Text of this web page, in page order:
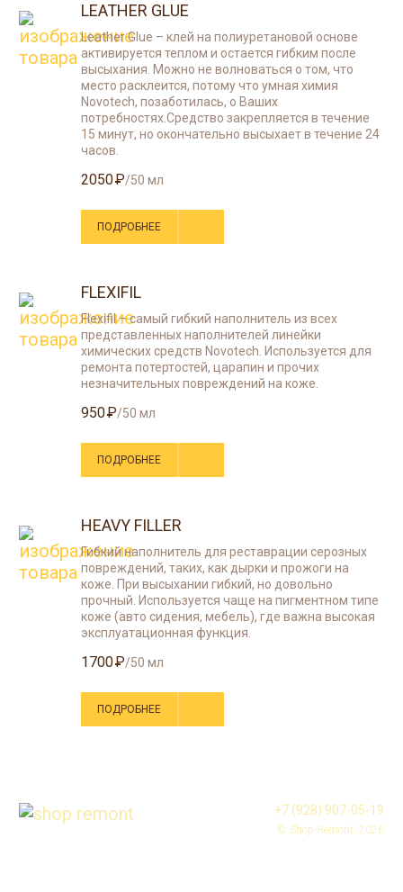
LEATHER GLUE
Leather Glue – клей на полиуретановой основе
активируется теплом и остается гибким после
высыхания. Можно не волноваться о том, что
место расклеится, потому что умная химия
Novotech, позаботилась, о Ваших
потребностях.Средство закрепляется в течение
15 минут, но окончательно высыхает в течение 24
часов.
ПОДРОБНЕЕ
2050 /50 мл
FLEXIFIL
Flexifil – самый гибкий наполнитель из всех
представленных наполнителей линейки
химических средств Novotech. Используется для
ремонта потертостей, царапин и прочих
незначительных повреждений на коже.
ПОДРОБНЕЕ
950 /50 мл
HEAVY FILLER
Гибкий наполнитель для реставрации серозных
повреждений, таких, как дырки и прожоги на
коже. При высыхании гибкий, но довольно
прочный. Используется чаще на пигментном типе
коже (авто сидения, мебель), где важна высокая
эксплуатационная функция.
ПОДРОБНЕЕ
1700 /50 мл
+7 (928) 907-05-19
© Shop-Remont, 2026